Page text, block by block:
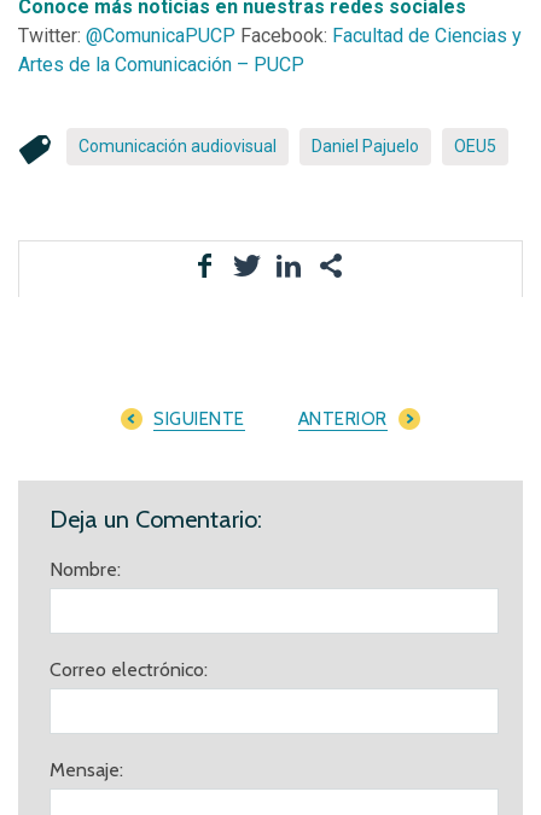
Conoce más noticias en nuestras redes sociales
Twitter: @ComunicaPUCP Facebook: Facultad de Ciencias y
Artes de la Comunicación – PUCP
Comunicación audiovisual Daniel Pajuelo OEU5
SIGUIENTE ANTERIOR
Deja un Comentario:
Nombre:
Correo electrónico:
Mensaje: